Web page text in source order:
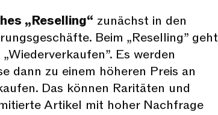
„Reselling“ zunächst in den
Beim „Reselling” geht
Es werden
dann zu einem höheren Preis an
Das können Raritäten und
Artikel mit hoher Nachfrage